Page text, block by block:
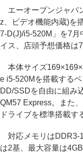
エーオープンジャパ
z、ビデオ機能内蔵)を
7-D(J)/i5-520M」を7
イス、店頭予想価格は
本体サイズ
e i5-520Mを搭載する
DD/SSDを自由に組み
QM57 Express。また
ドライブを標準搭載す
対応メモリはDDR3-
は2基、最大容量は